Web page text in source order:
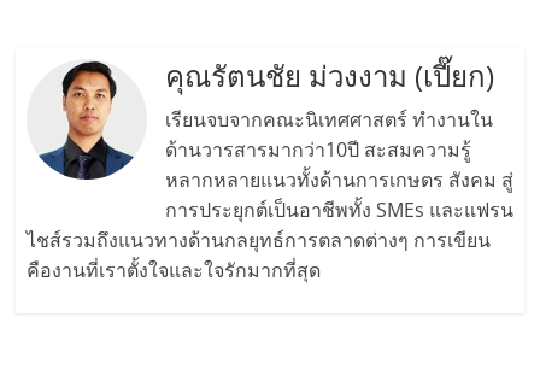
คุณรัตนชัย ม่วงงาม (เปี๊ยก)
เรียนจบจากคณะนิเทศศาสตร์ ทำงานใน
ด้านวารสารมากว่า10ปี สะสมความรู้
หลากหลายแนวทั้งด้านการเกษตร สังคม สู่
การประยุกต์เป็นอาชีพทั้ง SMEs และแฟรน
ไชส์รวมถึงแนวทางด้านกลยุทธ์การตลาดต่างๆ การเขียน
คืองานที่เราตั้งใจและใจรักมากที่สุด